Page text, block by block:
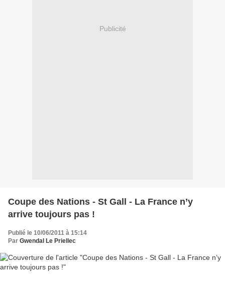
Publicité
Coupe des Nations - St Gall - La France n’y
arrive toujours pas !
Publié le 10/06/2011 à 15:14
Par Gwendal Le Priellec